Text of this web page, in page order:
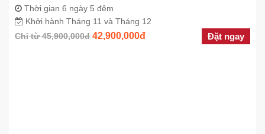
Thời gian 6 ngày 5 đêm
Khởi hành Tháng 11 và Tháng 12
Chỉ từ 45,900,000đ 42,900,000đ Đặt ngay